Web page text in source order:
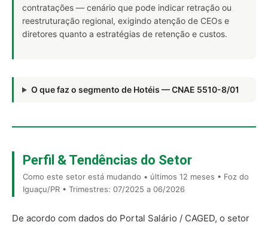
contratações — cenário que pode indicar retração ou
reestruturação regional, exigindo atenção de CEOs e
diretores quanto a estratégias de retenção e custos.
O que faz o segmento de Hotéis — CNAE 5510-8/01
Perfil & Tendências do Setor
Como este setor está mudando • últimos 12 meses • Foz do
Iguaçu/PR • Trimestres: 07/2025 a 06/2026
De acordo com dados do Portal Salário / CAGED, o setor